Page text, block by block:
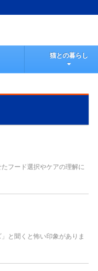
猫との暮らし
フード選択やケアの理解に
と聞くと怖い印象がありま